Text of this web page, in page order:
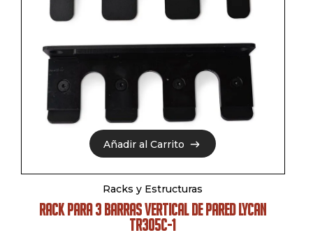
Añadir al Carrito
Añadir al Carrito
Racks y Estructuras
RACK PARA 3 BARRAS VERTICAL DE PARED LYCAN
TR305C-1